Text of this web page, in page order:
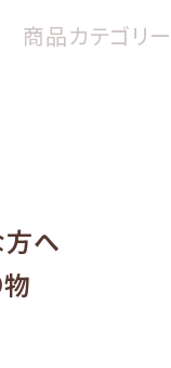
商品カテゴリー
へ